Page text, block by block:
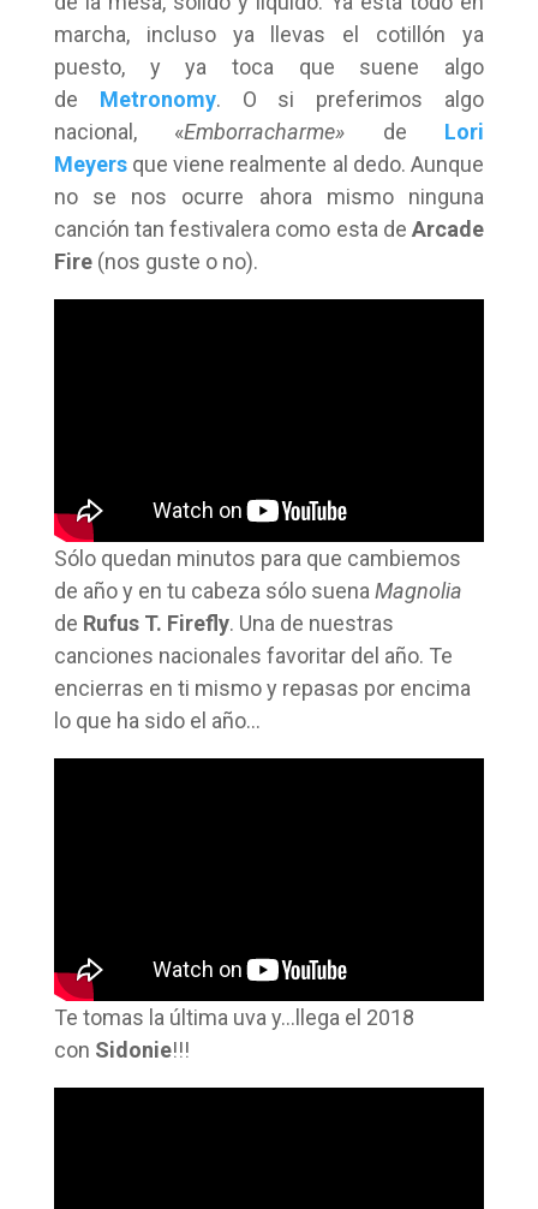
marcha, incluso ya llevas el cotillón ya
puesto, y ya toca que suene algo
de Metronomy. O si preferimos algo
nacional, «Emborracharme» de Lori
Meyersque viene realmente al dedo. Aunque
no se nos ocurre ahora mismo ninguna
canción tan festivalera como esta deArcade
Fire (nos guste o no).
Sólo quedan minutos para que cambiemos
de año y en tu cabeza sólo suena Magnolia
de Rufus T. Firefly. Una de nuestras
canciones nacionales favoritar del año. Te
encierras en ti mismo y repasas por encima
lo que ha sido el año…
Te tomas la última uva y…llega el 2018
con Sidonie!!!